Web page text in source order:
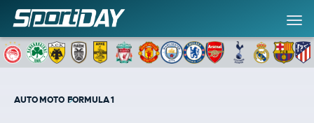
AUTO MOTO FORMULA 1